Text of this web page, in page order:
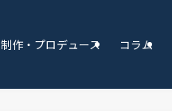
制作・プロデュース コラム